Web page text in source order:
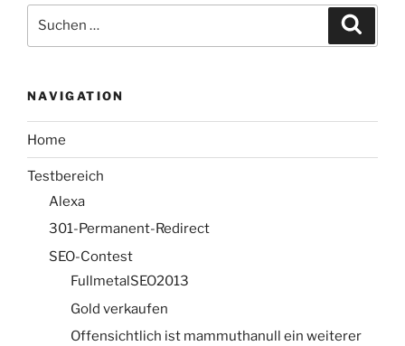
nach:
NAVIGATION
Home
Testbereich
Alexa
301-Permanent-Redirect
SEO-Contest
FullmetalSEO2013
Gold verkaufen
Offensichtlich ist mammuthanull ein weiterer